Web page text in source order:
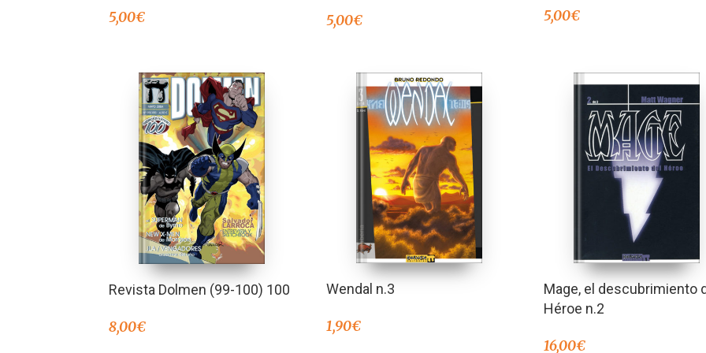
5,00€ 5,00€ 5,00€
Revista Dolmen (99-100) 100
8,00€
Wendal n.3
1,90€
Mage, el descubrimiento
Héroe n.2
16,00€